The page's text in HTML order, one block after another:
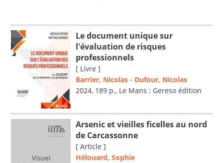
Le document unique sur
l'évaluation de risques
professionnels
[ Livre ]
Barrier, Nicolas - Dufour, Nicolas
2024, 189 p., Le Mans : Gereso édition
Arsenic et vieilles ficelles au nord
de Carcassonne
[ Article ]
Hélouard, Sophie